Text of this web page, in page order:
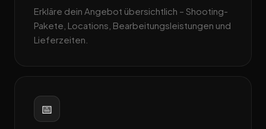
Erkläre dein Angebot übersichtlich – Shooting-
Pakete, Locations, Bearbeitungsleistungen und
Lieferzeiten.
📅